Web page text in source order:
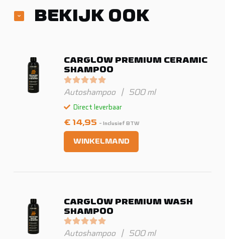
BEKIJK OOK
CARGLOW PREMIUM CERAMIC
SHAMPOO
Gewaardeerd 0 uit 5
Autoshampoo | 500 ml
Direct leverbaar
€ 14,95 - Inclusief BTW
WINKELMAND
CARGLOW PREMIUM WASH
SHAMPOO
Gewaardeerd 0 uit 5
Autoshampoo | 500 ml